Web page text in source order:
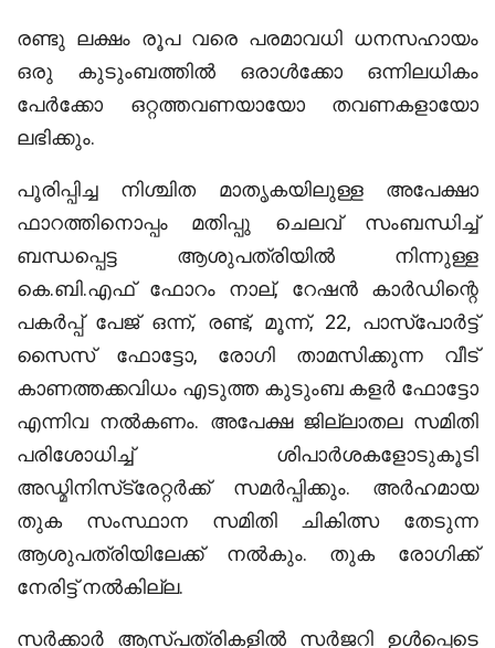
രണ്ടു ലക്ഷം രൂപ വരെ പരമാവധി ധനസഹായം
ഒരു കുടുംബത്തില്‍ ഒരാള്‍ക്കോ ഒന്നിലധികം
പേര്‍ക്കോ ഒറ്റത്തവണയായോ തവണകളായോ
ലഭിക്കും.
പൂരിപ്പിച്ച നിശ്ചിത മാതൃകയിലുള്ള അപേക്ഷാ
ഫാറത്തിനൊപ്പം മതിപ്പു ചെലവ് സംബന്ധിച്ച്
ബന്ധപ്പെട്ട ആശുപത്രിയില്‍ നിന്നുള്ള
കെ.ബി.എഫ് ഫോറം നാല്, റേഷന്‍ കാര്‍ഡിന്റെ
പകര്‍പ്പ് പേജ് ഒന്ന്, രണ്ട്, മൂന്ന്, 22, പാസ്‌പോര്‍ട്ട്
സൈസ് ഫോട്ടോ, രോഗി താമസിക്കുന്ന വീട്
കാണത്തക്കവിധം എടുത്ത കുടുംബ കളര്‍ ഫോട്ടോ
എന്നിവ നല്‍കണം. അപേക്ഷ ജില്ലാതല സമിതി
പരിശോധിച്ച് ശിപാര്‍ശകളോടുകൂടി
അഡ്മിനിസ്‌ട്രേറ്റര്‍ക്ക് സമര്‍പ്പിക്കും. അര്‍ഹമായ
തുക സംസ്ഥാന സമിതി ചികിത്സ തേടുന്ന
ആശുപത്രിയിലേക്ക് നല്‍കും. തുക രോഗിക്ക്
നേരിട്ട് നല്‍കില്ല.
സര്‍ക്കാര്‍ ആസ്പത്രികളില്‍ സര്‍ജറി ഉള്‍പ്പെടെ